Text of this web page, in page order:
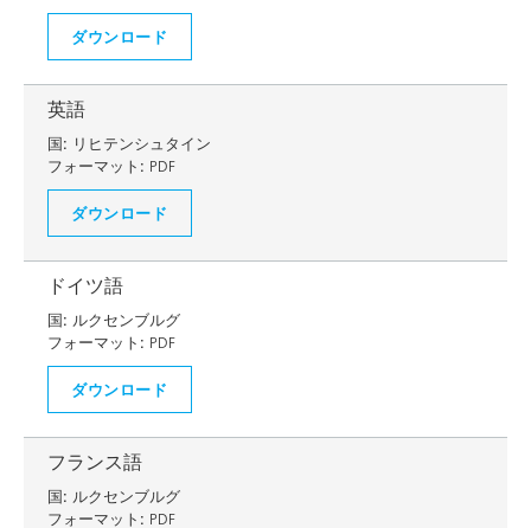
ダウンロード
英語
国: リヒテンシュタイン
フォーマット: PDF
ダウンロード
ドイツ語
国: ルクセンブルグ
フォーマット: PDF
ダウンロード
フランス語
国: ルクセンブルグ
フォーマット: PDF